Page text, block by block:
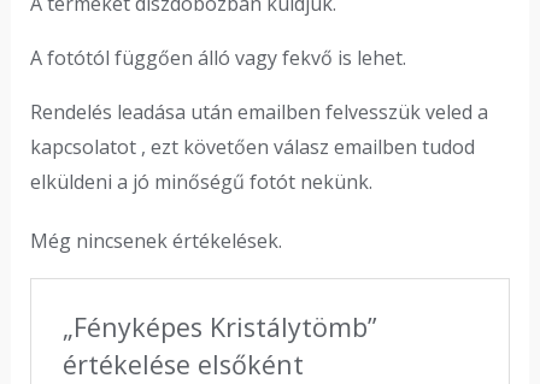
A fotótól függően álló vagy fekvő is lehet.
Rendelés leadása után emailben felvesszük veled a
kapcsolatot , ezt követően válasz emailben tudod
elküldeni a jó minőségű fotót nekünk.
Még nincsenek értékelések.
„Fényképes Kristálytömb”
értékelése elsőként